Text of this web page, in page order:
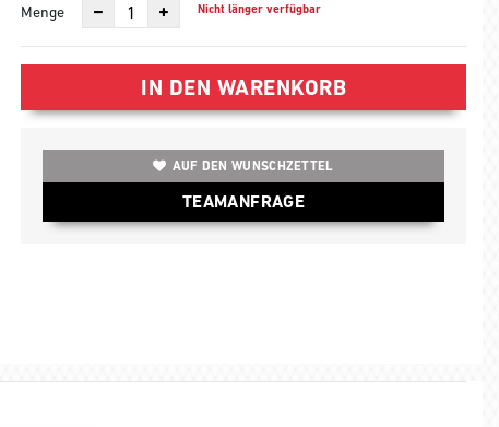
Menge Nicht länger verfügbar
IN DEN WARENKORB
AUF DEN WUNSCHZETTEL
TEAMANFRAGE